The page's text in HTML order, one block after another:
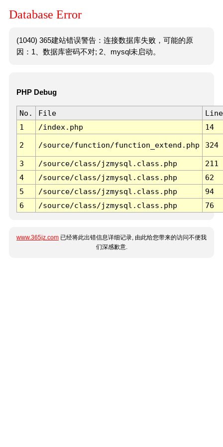
Database Error
(1040) 365建站错误警告：连接数据库失败，可能的原
因：1、数据库密码不对; 2、mysql未启动。
PHP Debug
No. File
Line
1
/index.php 14
2 /source/function/function_extend.php 324
3 /source/class/jzmysql.class.php
211
4
/source/class/jzmysql.class.php
62
5
/source/class/jzmysql.class.php
94
6
/source/class/jzmysql.class.php 76
www.365jz.com 已经将此出错信息详细记录, 由此给您带来的访问不便我
们深感歉意.